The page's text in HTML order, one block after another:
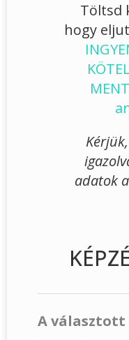
Töltsd
hogy
adatok
A választott